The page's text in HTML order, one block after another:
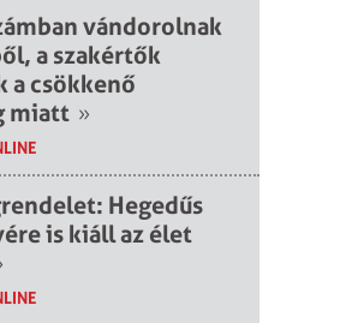
vándorolnak
a szakértők
a csökkenő
miatt »
Hegedűs
is kiáll az élet